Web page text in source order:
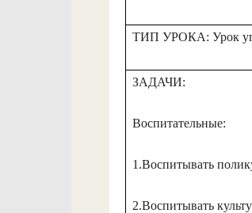
ТИП УРОКА: Урок
ЗАДАЧИ:
Воспитательные:
1.Воспитывать
2.Воспитывать